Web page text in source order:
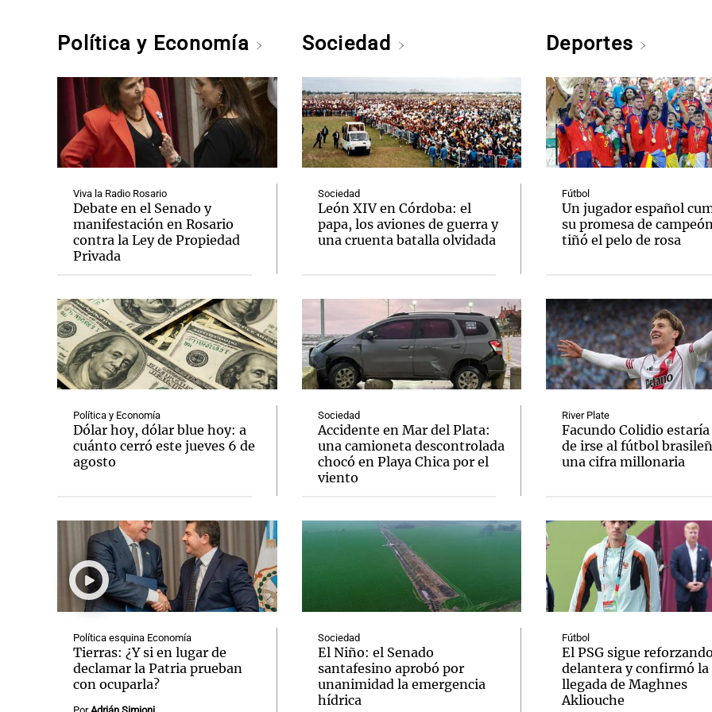
Política y Economía
Viva la Radio Rosario
Debate en el Senado y
manifestación en Rosario
contra la Ley de Propiedad
Privada
Política y Economía
Dólar hoy, dólar blue hoy: a
cuánto cerró este jueves 6 de
agosto
Política esquina Economía
Tierras: ¿Y si en lugar de
declamar la Patria prueban
con ocuparla?
Sociedad
Sociedad
León XIV en Córdoba: el
papa, los aviones de guerra y
una cruenta batalla olvidada
Sociedad
Accidente en Mar del Plata:
una camioneta descontrolada
chocó en Playa Chica por el
viento
Sociedad
El Niño: el Senado
santafesino aprobó por
unanimidad la emergencia
hídrica
Deportes
Fútbol
Un jugador español
su promesa de
tiñó el pelo de rosa
River Plate
Facundo Colidio estaría
de irse al fútbol
una cifra millonaria
Fútbol
El PSG sigue
delantera y confirmó la
llegada de Maghnes
Akliouche
Notas
El huracán de Arequito